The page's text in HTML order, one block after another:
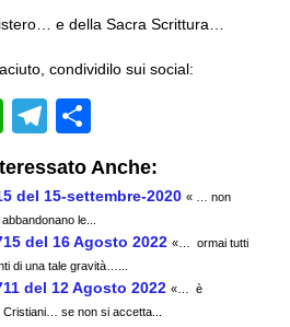
e della Sacra Scrittura…
condividilo sui social:
W
at
s
A
p
T
el
e
gr
a
m
o
n
di
vi
di
Anche:
del 15-settembre-2020 « … non
le...
del 16 Agosto 2022 «… ormai tutti
di una tale gravità…...
del 12 Agosto 2022 «… è
se non si accetta...